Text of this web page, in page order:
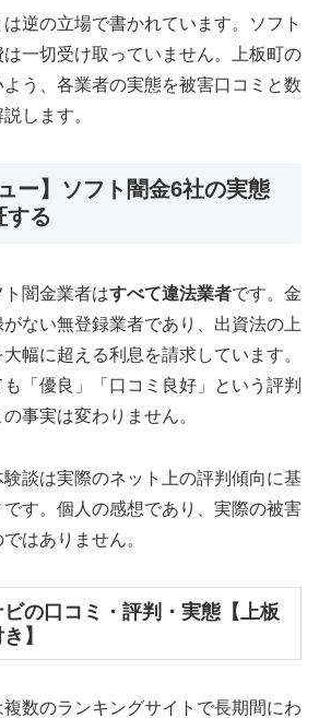
逆の立場で書かれています。ソフト
一切受け取っていません。上板町の
う、各業者の実態を被害口コミと数
します。
ー】ソフト闇金6社の実態
する
闇金業者はすべて違法業者です。金
ない無登録業者であり、出資法の上
幅に超える利息を請求しています。
も「優良」「口コミ良好」という評判
事実は変わりません。
談は実際のネット上の評判傾向に基
す。個人の感想であり、実際の被害
はありません。
の口コミ・評判・実態【上板
】
数のランキングサイトで長期間にわ